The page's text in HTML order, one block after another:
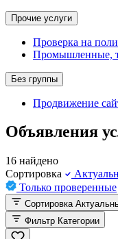
Прочие услуги
Проверка на
Промышленные,
Без группы
Продвижение
Объявления
16 найдено
Сортировка
Только проверенные
Сортировка
Фильтр Категории